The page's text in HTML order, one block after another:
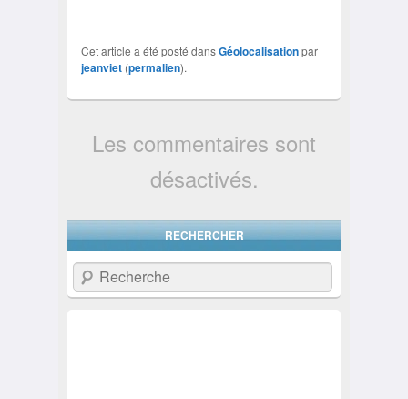
Cet article a été posté dansGéolocalisationpar
jeanviet(permalien).
Les commentaires sont
désactivés.
RECHERCHER
Recherche